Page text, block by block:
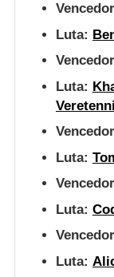
Luta:
Luta:
Luta:
Luta:
Luta: